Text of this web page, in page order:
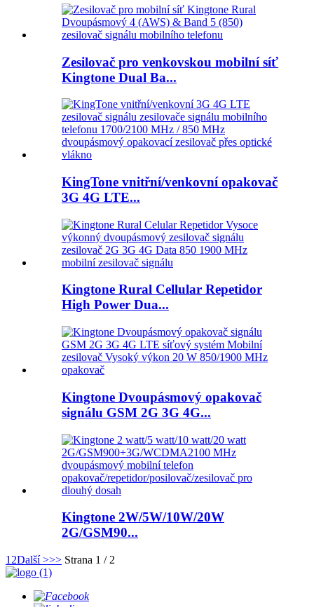
Zesilovač pro venkovskou mobilní síť
Kingtone Dual Ba...
KingTone vnitřní/venkovní opakovač
3G 4G LTE...
Kingtone Rural Cellular Repetidor
High Power Dua...
Kingtone Dvoupásmový opakovač
signálu GSM 2G 3G 4G...
Kingtone 2W/5W/10W/20W
2G/GSM90...
1 2Další >>> Strana 1 / 2